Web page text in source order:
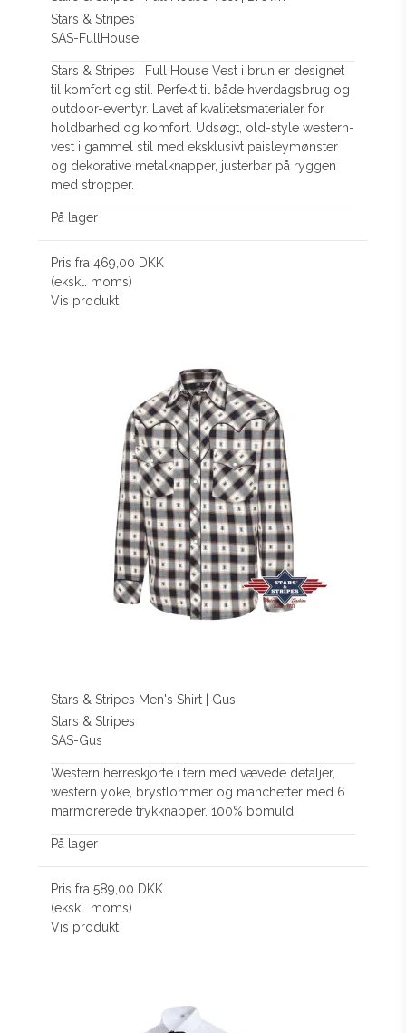
Stars & Stripes
SAS-FullHouse
Stars & Stripes | Full House Vest i brun er designet
til komfort og stil. Perfekt til både hverdagsbrug og
outdoor-eventyr. Lavet af kvalitetsmaterialer for
holdbarhed og komfort. Udsøgt, old-style western-
vest i gammel stil med eksklusivt paisleymønster
og dekorative metalknapper, justerbar på ryggen
med stropper.
På lager
Pris fra469,00 DKK
(ekskl. moms)
Vis produkt
Stars & Stripes Men's Shirt | Gus
Stars & Stripes
SAS-Gus
Western herreskjorte i tern med vævede detaljer,
western yoke, brystlommer og manchetter med 6
marmorerede trykknapper. 100% bomuld.
På lager
Pris fra589,00 DKK
(ekskl. moms)
Vis produkt